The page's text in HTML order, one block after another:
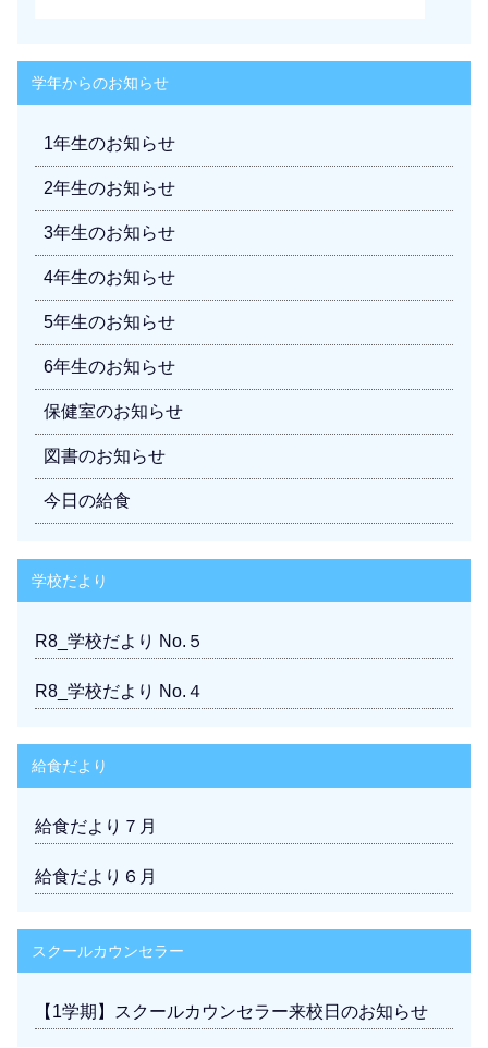
学年からのお知らせ
1年生のお知らせ
2年生のお知らせ
3年生のお知らせ
4年生のお知らせ
5年生のお知らせ
6年生のお知らせ
保健室のお知らせ
図書のお知らせ
今日の給食
学校だより
R8_学校だより No.５
R8_学校だより No.４
給食だより
給食だより７月
給食だより６月
スクールカウンセラー
【1学期】スクールカウンセラー来校日のお知らせ